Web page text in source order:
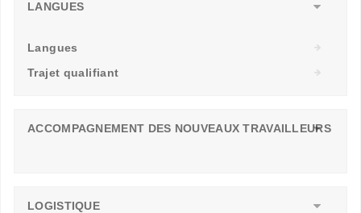
LANGUES
Langues
Trajet qualifiant
ACCOMPAGNEMENT DES NOUVEAUX TRAVAILLEURS
LOGISTIQUE